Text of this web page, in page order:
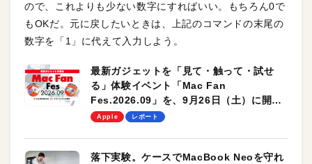
ので、これよりも少ない数字にすればいい。もちろん0で
もOKだ。元に戻したいときは、上記のコマンドの末尾の
数字を「1」に代えて入力しよう。
最新ガジェットを「見て・触って・試せ
る」体験イベント「Mac Fan
Fes.2026.09」を、9月26日（土）に開催
します！
Apple レポート
落下実験。ケースでMacBook Neoを守れ